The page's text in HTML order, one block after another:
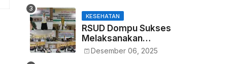
KESEHATAN
RSUD Dompu Sukses
Melaksanakan
Kegiatan In House
Training Petugas
Desember 06, 2025